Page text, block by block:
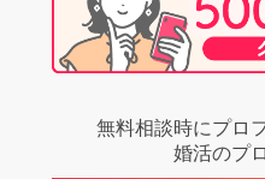
無料相談時にプロ
婚活のプ